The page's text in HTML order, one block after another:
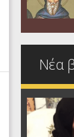
Νέα